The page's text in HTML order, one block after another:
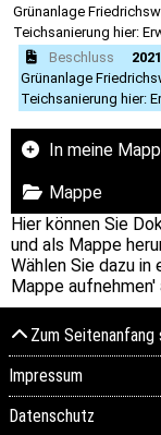
Grünanlage
Teichsanierung hier:
Beschluss
Grünanlage
Teichsanierung hier:
In meine
Mappe
Hier können Sie
und als Mappe
Wählen Sie dazu
Mappe aufnehmen'
Zum Seitenanfang
Impressum
Datenschutz